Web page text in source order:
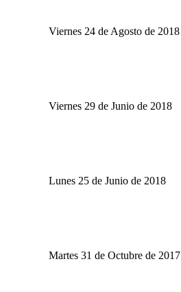
Viernes 24 de Agosto de 2018
Viernes 29 de Junio de 2018
Lunes 25 de Junio de 2018
Martes 31 de Octubre de 2017